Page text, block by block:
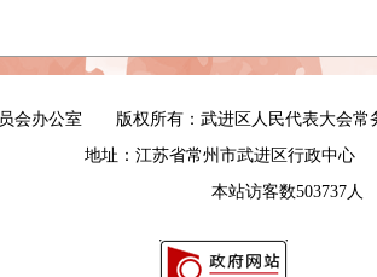
员会办公室 版权所有：武进区人民代表大会
地址：江苏省常州市武进区行政中
本站访客数503737人